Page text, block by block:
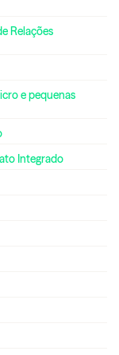
Relações
e pequenas
Integrado